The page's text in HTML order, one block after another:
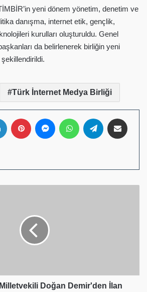
yeni dönem yönetim, denetim ve
danışma, internet etik, gençlik,
kurulları oluşturuldu. Genel
da belirlenerek birliğin yeni
Türk İnternet Medya Birliği
LinkedIn PinterestMessengerWhatsAppTelegram
Doğan Demir'den İlan